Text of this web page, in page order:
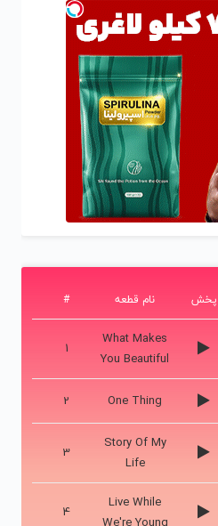
# نام قطعه پخش
1
What Makes
You Beautiful
2 One Thing
3
Story Of My
Life
4
Live While